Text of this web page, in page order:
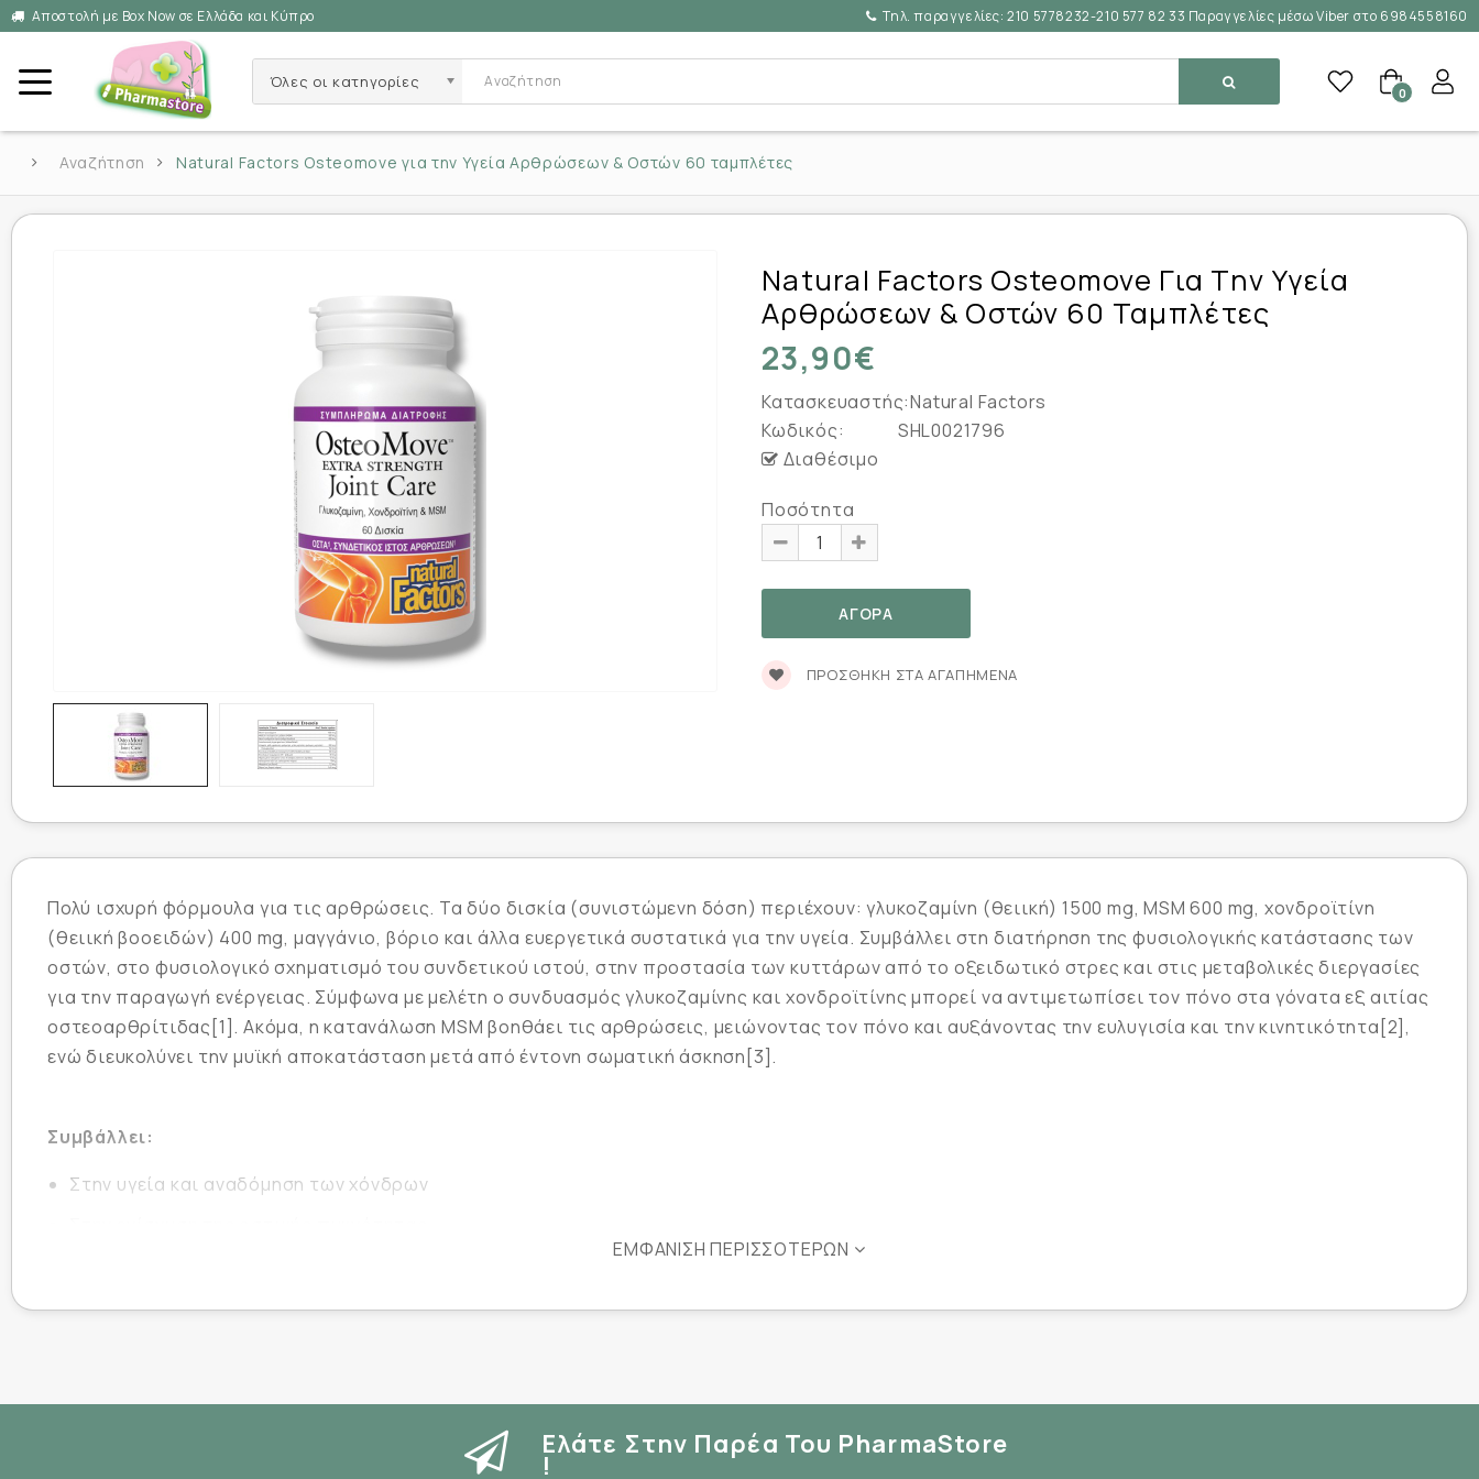
Αποστολή με Box Now σε Ελλάδα και Κύπρο Τηλ. παραγγελίες:210 5778232-210 577 82 33 Παραγγελίες μέσω Viber στο 6984558160
Όλες οι κατηγορίες
0
Αναζήτηση Natural Factors Osteomove για την Υγεία Αρθρώσεων & Οστών 60 ταμπλέτες
Natural Factors Osteomove Για Την Υγεία
Αρθρώσεων & Οστών 60 Ταμπλέτες
23,90€
Κατασκευαστής:Natural Factors
Κωδικός:
SHL0021796
Διαθέσιμο
Ποσότητα
ΠΡΟΣΘΉΚΗ ΣΤΑ ΑΓΑΠΗΜΈΝΑ
Πολύ ισχυρή φόρμουλα για τις αρθρώσεις. Τα δύο δισκία (συνιστώμενη δόση) περιέχουν: γλυκοζαμίνη (θειική) 1500 mg, MSM 600 mg, χονδροϊτίνη
(θειική βοοειδών) 400 mg, μαγγάνιο, βόριο και άλλα ευεργετικά συστατικά για την υγεία. Συμβάλλει στη διατήρηση της φυσιολογικής κατάστασης των
οστών, στο φυσιολογικό σχηματισμό του συνδετικού ιστού, στην προστασία των κυττάρων από το οξειδωτικό στρες και στις μεταβολικές διεργασίες
για την παραγωγή ενέργειας. Σύμφωνα με μελέτη ο συνδυασμός γλυκοζαμίνης και χονδροϊτίνης μπορεί να αντιμετωπίσει τον πόνο στα γόνατα εξ αιτίας
οστεοαρθρίτιδας[1]. Ακόμα, η κατανάλωση MSM βοηθάει τις αρθρώσεις, μειώνοντας τον πόνο και αυξάνοντας την ευλυγισία και την κινητικότητα[2],
ενώ διευκολύνει την μυϊκή αποκατάσταση μετά από έντονη σωματική άσκηση[3].
Συμβάλλει:
Στην υγεία και αναδόμηση των χόνδρων
Στην ανακούφιση από πόνους οστεοαρθρίτιδας
ΕΜΦΆΝΙΣΗ ΠΕΡΙΣΣΌΤΕΡΩΝ
Ελάτε Στην Παρέα Του PharmaStore
!